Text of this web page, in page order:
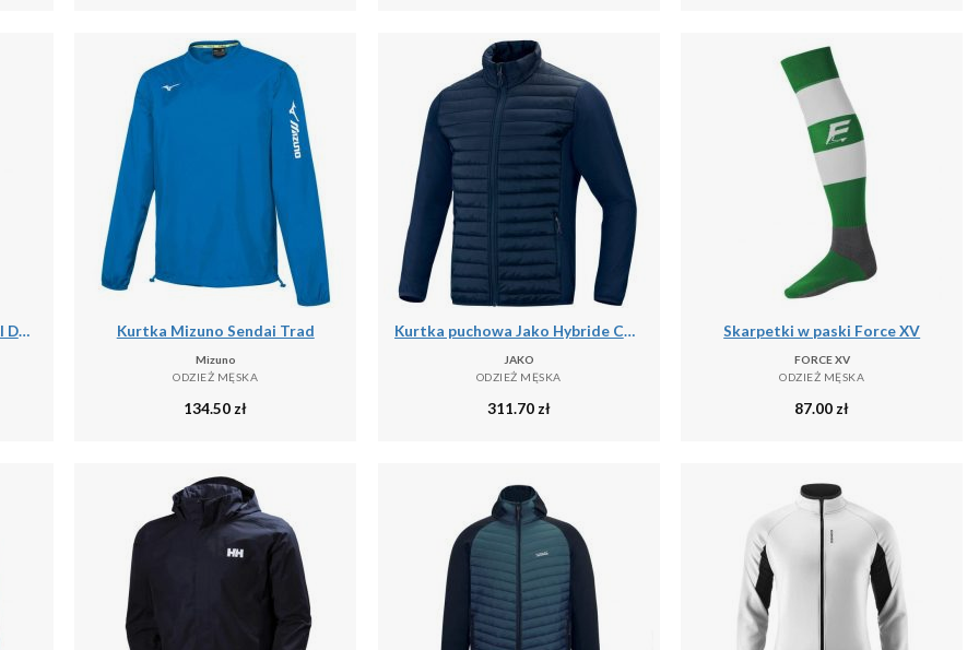
RHYTHM WHITE - SKARPETKI DO BIEGANIA Kurtka Mizuno Sendai Trad
Mizuno
ODZIEŻ MĘSKA
134.50 zł
Kurtka puchowa Jako Hybride Corporate
JAKO
ODZIEŻ MĘSKA
311.70 zł
Skarpetki w paski Force XV
FORCE XV
ODZIEŻ MĘSKA
87.00 zł